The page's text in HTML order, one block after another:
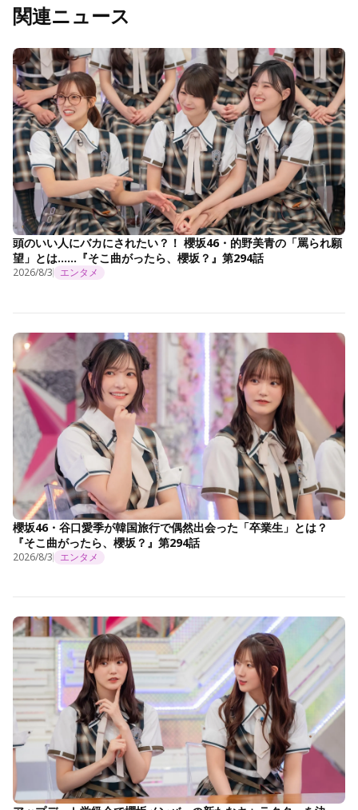
関連ニュース
頭のいい人にバカにされたい？！ 櫻坂46・的野美青の「罵られ願
望」とは……『そこ曲がったら、櫻坂？』第294話
2026/8/3 エンタメ
櫻坂46・谷口愛季が韓国旅行で偶然出会った「卒業生」とは？
『そこ曲がったら、櫻坂？』第294話
2026/8/3 エンタメ